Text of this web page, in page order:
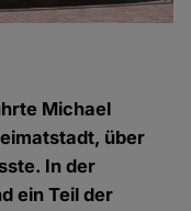
Michael
über
In der
ein Teil der